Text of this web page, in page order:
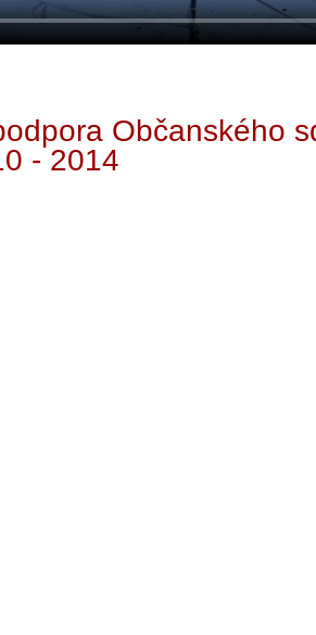
Občanského
- 2014